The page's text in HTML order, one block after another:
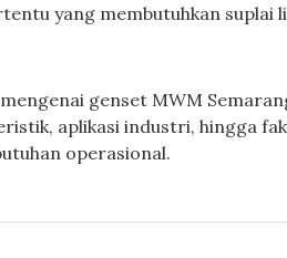
yang membutuhkan suplai
genset MWM
aplikasi industri, hingga
operasional.